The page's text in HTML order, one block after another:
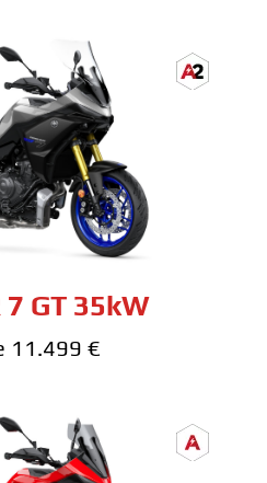
7 GT 35kW
11.499 €